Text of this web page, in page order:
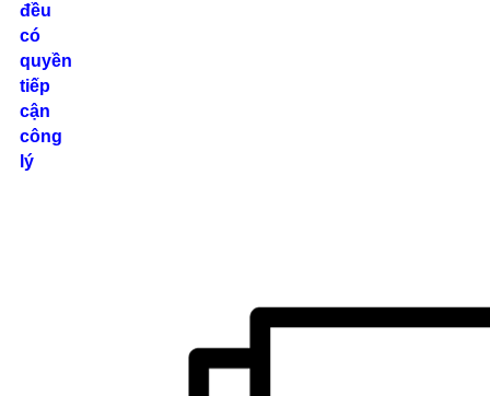
đều
có
quyền
tiếp
cận
công
lý
0862.000.639